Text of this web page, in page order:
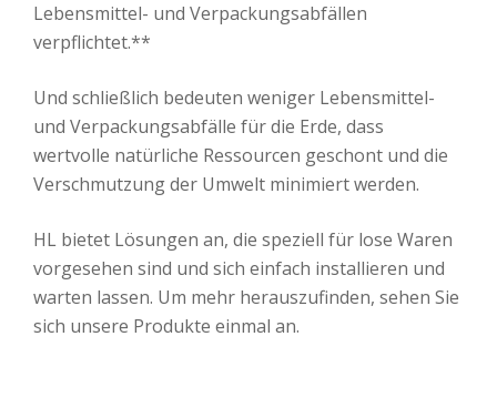
Lebensmittel- und Verpackungsabfällen
verpflichtet.**
Und schließlich bedeuten weniger Lebensmittel-
und Verpackungsabfälle für die Erde, dass
wertvolle natürliche Ressourcen geschont und die
Verschmutzung der Umwelt minimiert werden.
HL bietet Lösungen an, die speziell für lose Waren
vorgesehen sind und sich einfach installieren und
warten lassen. Um mehr herauszufinden, sehen Sie
sich unsere Produkte einmal an.